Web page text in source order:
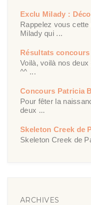
Exclu Milady :
Rappelez vous
Milady qui ...
Résultats
Voilà, voilà nos
^^ ...
Concours Patricia
Pour fêter la
deux ...
Skeleton Creek de
Skeleton Creek de
ARCHIVES